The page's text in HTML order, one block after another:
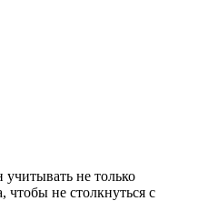
не только
чтобы не столкнуться с